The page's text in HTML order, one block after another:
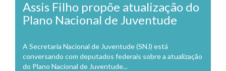
Assis Filho propõe atualização do
Plano Nacional de Juventude
A Secretaria Nacional de Juventude (SNJ) está
conversando com deputados federais sobre a atualização
do Plano Nacional de Juventude...